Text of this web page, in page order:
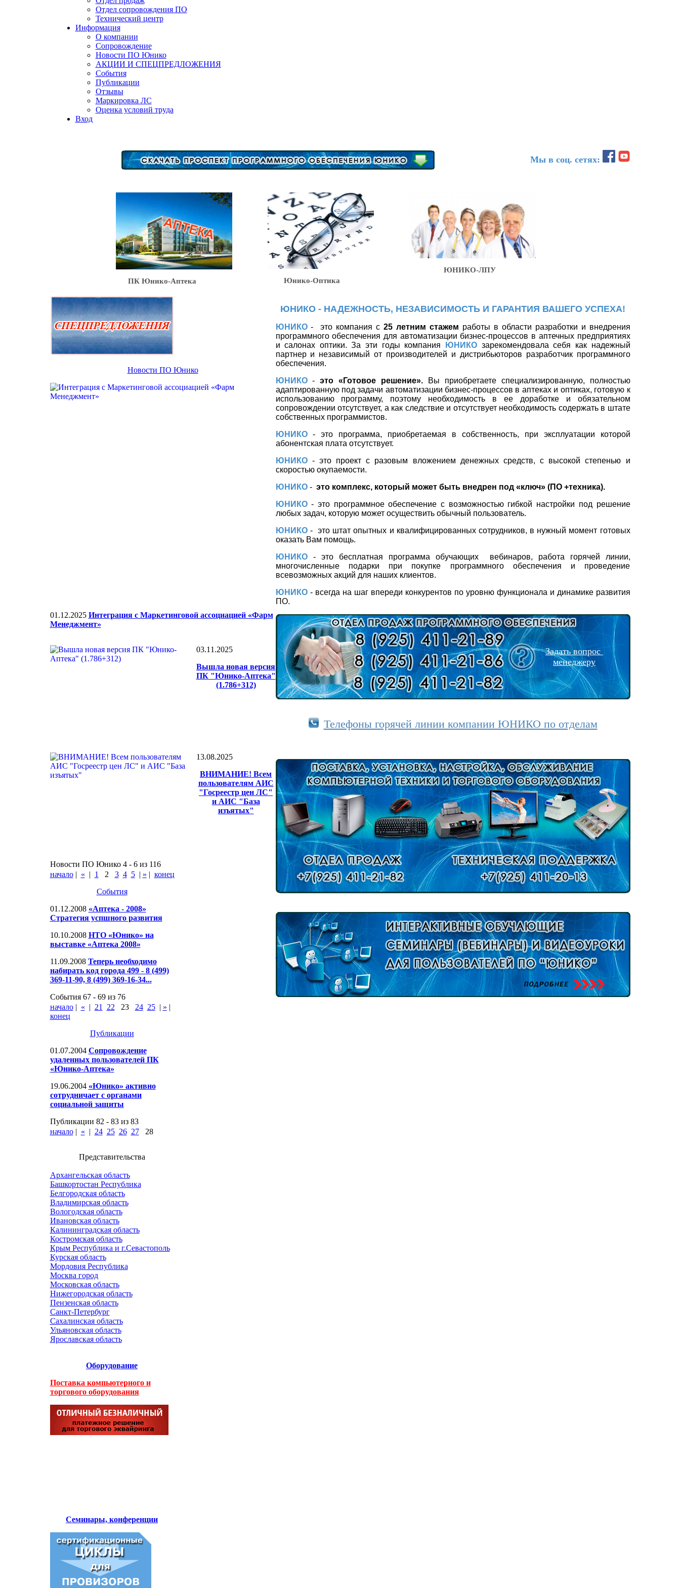
Отдел сопровождения ПО
Технический центр
Информация
О компании
Сопровождение
Новости ПО Юнико
АКЦИИ И СПЕЦПРЕДЛОЖЕНИЯ
События
Публикации
Отзывы
Маркировка ЛС
Оценка условий труда
Вход
Мы в соц. сетях:
ПК Юнико-Аптека Юнико-Оптика
ЮНИКО-ЛПУ
Новости ПО Юнико
01.12.2025 Интеграция с Маркетинговой ассоциацией «Фарм
Менеджмент»
03.11.2025
Вышла новая версия
ПК "Юнико-Аптека"
(1.786+312)
13.08.2025
ВНИМАНИЕ! Всем
пользователям АИС
"Госреестр цен ЛС"
и АИС "База
изъятых"
Новости ПО Юнико 4 - 6 из 116
начало| « | 1 2 3 4 5| » | конец
События
01.12.2008 «Аптека - 2008»
Стратегия успшного развития
10.10.2008 НТО «Юнико» на
выставке «Аптека 2008»
11.09.2008 Теперь необходимо
набирать код города 499 - 8 (499)
369-11-90, 8 (499) 369-16-34...
События 67 - 69 из 76
начало| « | 21 22 23 24 25| » |
конец
Публикации
01.07.2004 Сопровождение
удаленных пользователей ПК
«Юнико-Аптека»
19.06.2004 «Юнико» активно
сотрудничает с органами
социальной защиты
Публикации 82 - 83 из 83
начало| « | 24 25 26 27 28
Представительства
Архангельская область
Башкортостан Республика
Белгородская область
Владимирская область
Вологодская область
Ивановская область
Калининградская область
Костромская область
Крым Республика и г.Севастополь
Курская область
Мордовия Республика
Москва город
Московская область
Нижегородская область
Пензенская область
Санкт-Петербург
Сахалинская область
Ульяновская область
Ярославская область
Оборудование
Поставка компьютерного и
торгового оборудования
Семинары, конференции
ЮНИКО - НАДЕЖНОСТЬ, НЕЗАВИСИМОСТЬ И ГАРАНТИЯ ВАШЕГО УСПЕХА!
ЮНИКО- это компания с25 летним стажем работы в области разработки и внедрения
программного обеспечения для автоматизации бизнес-процессов в аптечных предприятиях
и салонах оптики. За эти годы компания
ЮНИКОзарекомендовала себя как надежный
партнер и независимый от производителей и дистрибьюторов разработчик программного
обеспечения.
ЮНИКО-это «Готовое решение».
Вы приобретаете специализированную, полностью
адаптированную под задачи автоматизации бизнес-процессов в аптеках и оптиках, готовую к
использованию программу, поэтому необходимость в ее доработке и обязательном
сопровождении отсутствует, а как следствие и отсутствует необходимость содержать в штате
собственных программистов.
ЮНИКО- это программа, приобретаемая в собственность, при эксплуатации которой
абонентская плата отсутствует.
ЮНИКО - это проект с разовым вложением денежных средств, с высокой степенью и
скоростью окупаемости.
ЮНИКО- это комплекс, который может быть внедрен под «ключ» (ПО +техника).
ЮНИКО- это программное обеспечение с возможностью гибкой настройки под решение
любых задач, которую может осуществить обычный пользователь.
ЮНИКО- это штат опытных и квалифицированных сотрудников, в нужный момент готовых
оказать Вам помощь.
ЮНИКО- это бесплатная программа обучающих
вебинаров, работа горячей линии,
многочисленные подарки при покупке программного обеспечения и проведение
всевозможных акций для наших клиентов.
ЮНИКО- всегда на шаг впереди конкурентов по уровню функционала и динамике развития
ПО.
Задать вопрос
менеджеру
Телефоны горячей линии компании ЮНИКО по отделам